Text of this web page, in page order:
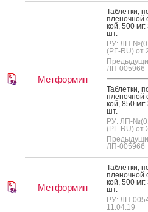
Метформин
Таб­летки,
пле­ноч­ной
кой, 500
шт.
РУ: ЛП-
(РГ-RU) от
ЛП-005966
Таб­летки,
пле­ноч­ной
кой, 850
шт.
РУ: ЛП-
(РГ-RU) от
ЛП-005966
Метформин
Таб­летки,
пле­ноч­ной
кой, 500
шт.
РУ: ЛП-
11.04.19